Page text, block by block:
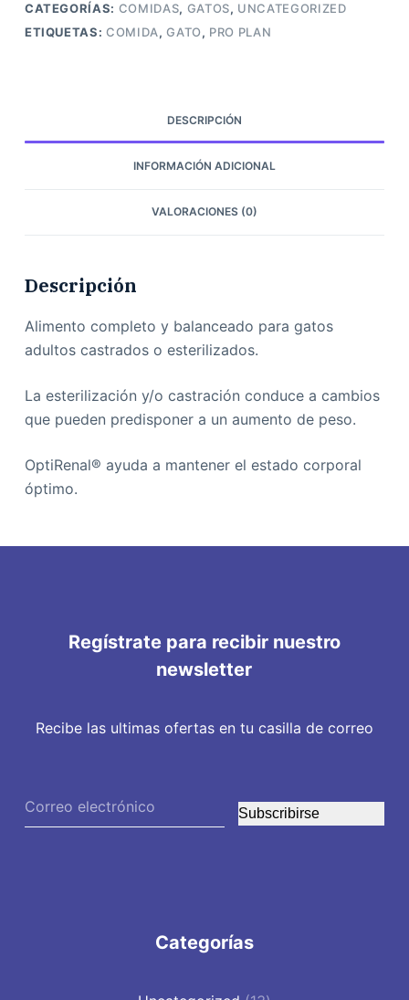
cantidad
CATEGORÍAS: COMIDAS, GATOS, UNCATEGORIZED
ETIQUETAS:COMIDA,GATO, PRO PLAN
DESCRIPCIÓN
INFORMACIÓN ADICIONAL
VALORACIONES (0)
Descripción
Alimento completo y balanceado para gatos
adultos castrados o esterilizados.
La esterilización y/o castración conduce a cambios
que pueden predisponer a un aumento de peso.
OptiRenal® ayuda a mantener el estado corporal
óptimo.
Regístrate para recibir nuestro
newsletter
Recibe las ultimas ofertas en tu casilla de correo
Subscribirse
Categorías